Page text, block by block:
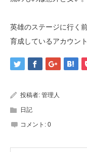
英雄のステージに行く
育成しているアカウン
投稿者: 管理人
日記
コメント: 0